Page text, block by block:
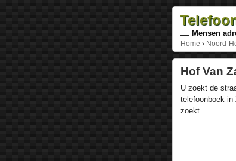
Mensen
Home › Noord-
Hof Van
U zoekt de
telefoonboek in
zoekt.